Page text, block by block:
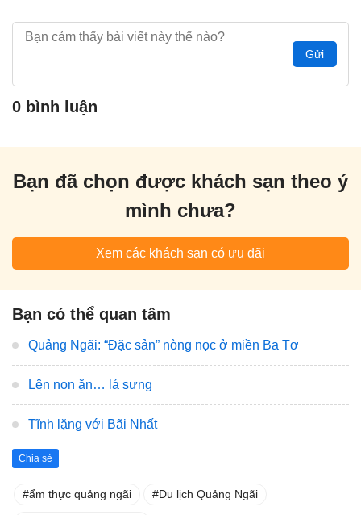
Gửi
0 bình luận
Bạn đã chọn được khách sạn theo ý
mình chưa?
Xem các khách sạn có ưu đãi
Bạn có thể quan tâm
Quảng Ngãi: “Đặc sản” nòng nọc ở miền Ba Tơ
Lên non ăn… lá sưng
Tĩnh lặng với Bãi Nhất
Chia sẻ
ẩm thực quảng ngãi Du lịch Quảng Ngãi